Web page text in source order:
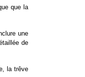
que la
une
de
la trêve